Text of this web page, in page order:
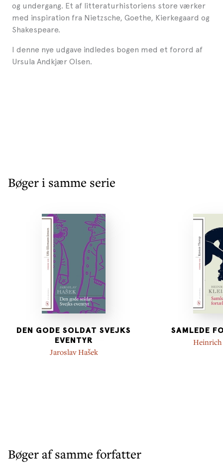
og undergang. Et af litteraturhistoriens store værker
med inspiration fra Nietzsche, Goethe, Kierkegaard og
Shakespeare.
I denne nye udgave indledes bogen med et forord af
Ursula Andkjær Olsen.
Bøger i samme serie
DEN GODE SOLDAT SVEJKS
EVENTYR
Jaroslav Hašek
SAMLEDE
Bøger af samme forfatter